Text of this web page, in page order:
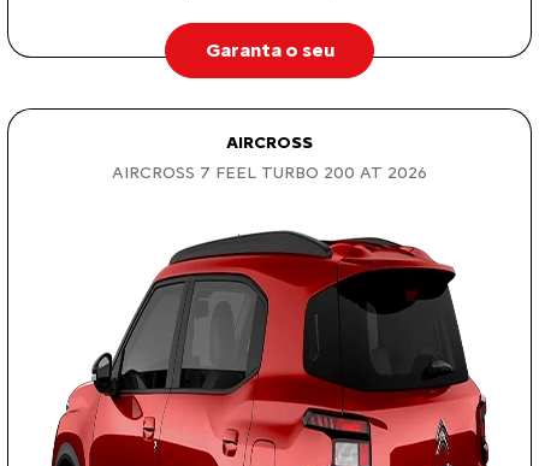
Garanta o seu
AIRCROSS
AIRCROSS 7 FEEL TURBO 200 AT 2026